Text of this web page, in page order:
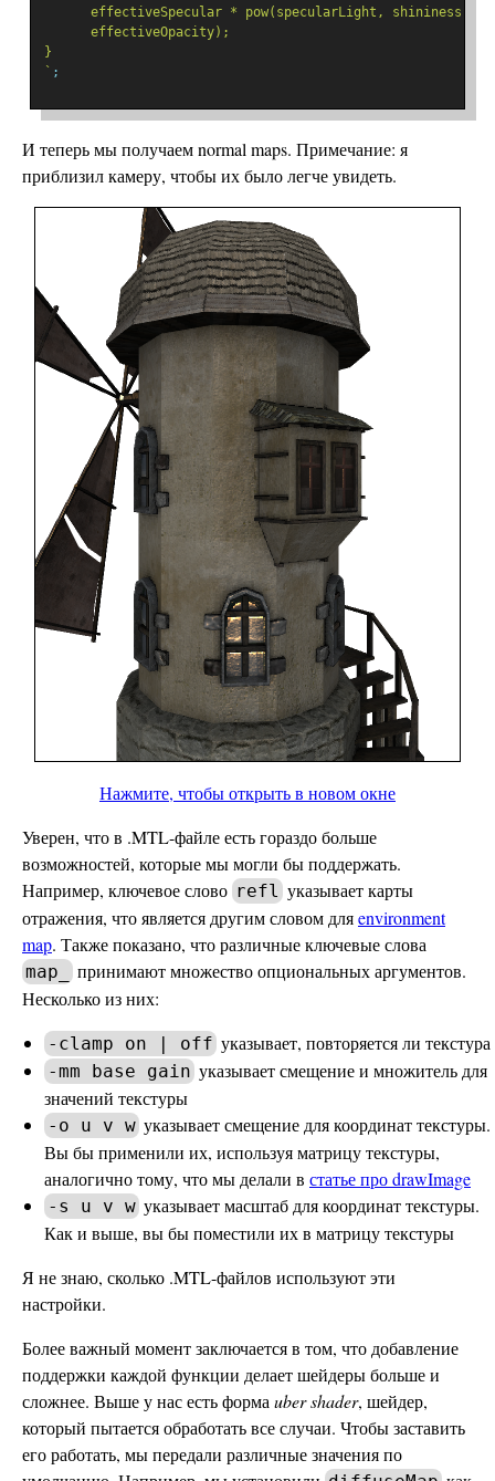
      effectiveSpecular * pow(specularLight, shininess),
      effectiveOpacity);
}
` ;
И теперь мы получаем normal maps. Примечание: я
приблизил камеру, чтобы их было легче увидеть.
Нажмите, чтобы открыть в новом окне
Уверен, что в .MTL-файле есть гораздо больше
возможностей, которые мы могли бы поддержать.
Например, ключевое слово refl указывает карты
отражения, что является другим словом дляenvironment
map. Также показано, что различные ключевые слова
map_
принимают множество опциональных аргументов.
Несколько из них:
-clamp on | off указывает, повторяется ли текстура
-mm base gain указывает смещение и множитель для
значений текстуры
-o u v w указывает смещение для координат текстуры.
Вы бы применили их, используя матрицу текстуры,
аналогично тому, что мы делали в статье про drawImage
-s u v w указывает масштаб для координат текстуры.
Как и выше, вы бы поместили их в матрицу текстуры
Я не знаю, сколько .MTL-файлов используют эти
настройки.
Более важный момент заключается в том, что добавление
поддержки каждой функции делает шейдеры больше и
сложнее. Выше у нас есть форма uber shader, шейдер,
который пытается обработать все случаи. Чтобы заставить
его работать, мы передали различные значения по